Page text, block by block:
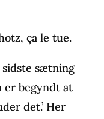
ça le tue.
sætning
er begyndt at
det.’ Her